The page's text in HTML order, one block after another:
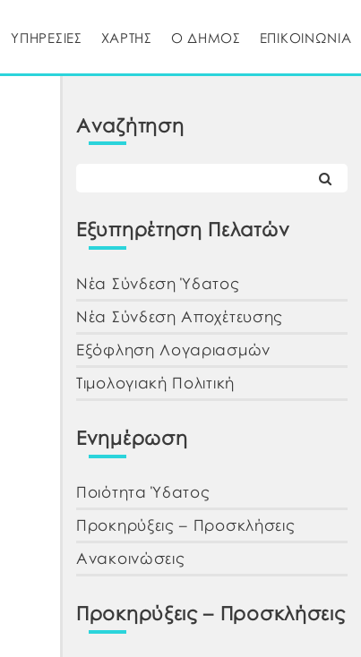
ΥΠΗΡΕΣΙΕΣ ΧΑΡΤΗΣ Ο ΔΗΜΟΣ ΕΠΙΚΟΙΝΩΝΙΑ
Αναζήτηση
Εξυπηρέτηση Πελατών
Νέα Σύνδεση Ύδατος
Νέα Σύνδεση Αποχέτευσης
Εξόφληση Λογαριασμών
Τιμολογιακή Πολιτική
Ενημέρωση
Ποιότητα Ύδατος
Προκηρύξεις – Προσκλήσεις
Ανακοινώσεις
Προκηρύξεις – Προσκλήσεις